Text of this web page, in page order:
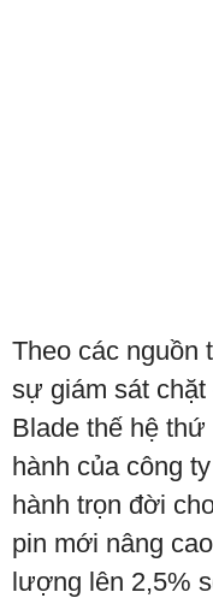
Theo các nguồn
sự giám sát chặt
Blade thế hệ
hành của công
hành trọn đời
pin mới nâng
lượng lên 2,5%